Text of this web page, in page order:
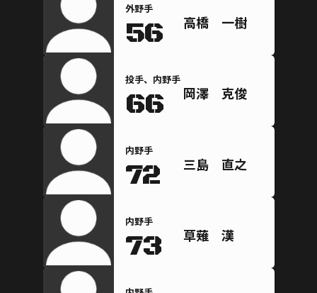
外野手
56 高橋 一樹
投手、内野手
66 岡澤 克俊
内野手
72 三島 直之
内野手
73 草薙 漢